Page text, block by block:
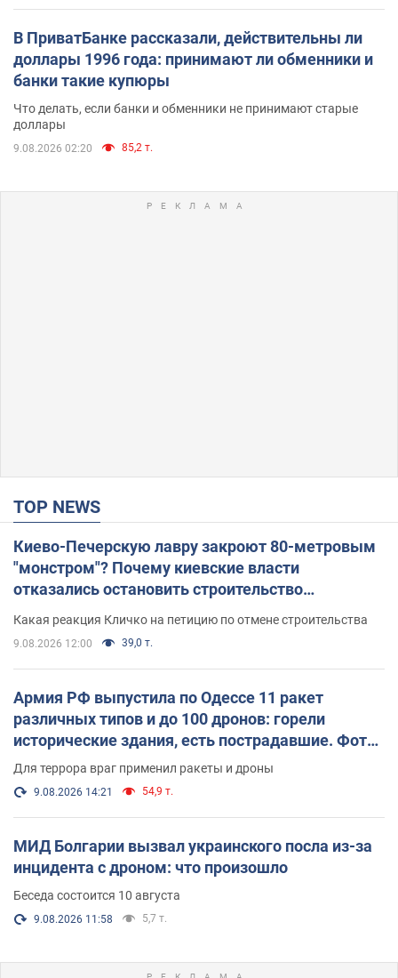
В ПриватБанке рассказали, действительны ли
доллары 1996 года: принимают ли обменники и
банки такие купюры
Что делать, если банки и обменники не принимают старые
доллары
9.08.2026 02:20 85,2 т.
TOP NEWS
Киево-Печерскую лавру закроют 80-метровым
"монстром"? Почему киевские власти
отказались остановить строительство
Какая реакция Кличко на петицию по отмене строительства
9.08.2026 12:00 39,0 т.
Армия РФ выпустила по Одессе 11 ракет
различных типов и до 100 дронов: горели
исторические здания, есть пострадавшие. Фото
и видео
Для террора враг применил ракеты и дроны
9.08.2026 14:21 54,9 т.
МИД Болгарии вызвал украинского посла из-за
инцидента с дроном: что произошло
Беседа состоится 10 августа
9.08.2026 11:58 5,7 т.